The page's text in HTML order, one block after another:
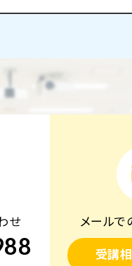
せ
メールで
受講